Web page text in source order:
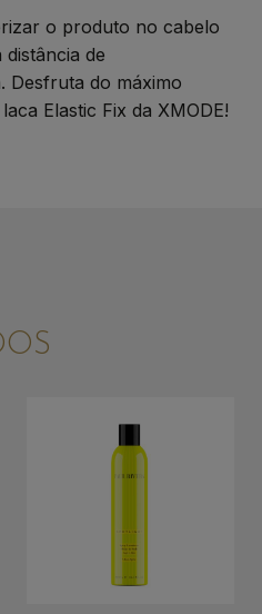
o produto no cabelo
de
Desfruta do máximo
Elastic Fix da XMODE!